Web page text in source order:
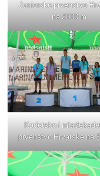
Juniorsko prvenstvo
na 3000 m
Kadetsko i
prvenstvo Hrvatske na